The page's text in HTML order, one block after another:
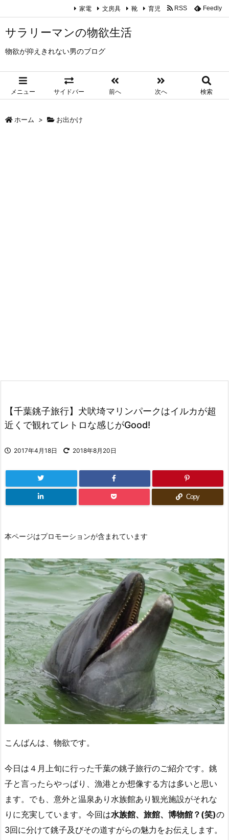
サラリーマンの物欲生活
物欲が抑えきれない男のブログ
メニュー サイドバー 前へ 次へ 検索
家電 文房具 靴 育児 RSS Feedly
ホーム > お出かけ
【千葉銚子旅行】犬吠埼マリンパークはイルカが超
近くで観れてレトロな感じがGood!
2017年4月18日 2018年8月20日
Copy
本ページはプロモーションが含まれています
こんばんは、物欲です。
今日は４月上旬に行った千葉の銚子旅行のご紹介です。銚
子と言ったらやっぱり、漁港とか想像する方は多いと思い
ます。でも、意外と温泉あり水族館あり観光施設がそれな
りに充実しています。今回は水族館、旅館、博物館？(笑)の
3回に分けて銚子及びその道すがらの魅力をお伝えします。